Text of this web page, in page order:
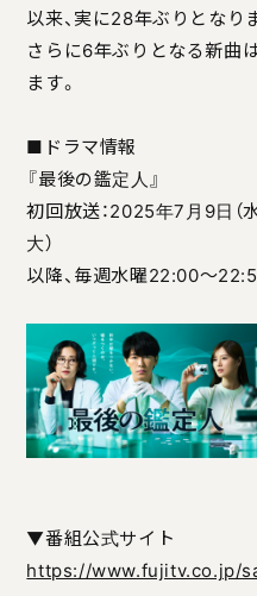
以来、実に28年ぶりとなり
さらに6年ぶりとなる新曲
ます。
■ドラマ情報
『最後の鑑定人』
初回放送：2025年7月9日（
大）
以降、毎週水曜22:00〜
▼番組公式サイト
https://www.fujitv.co.jp/